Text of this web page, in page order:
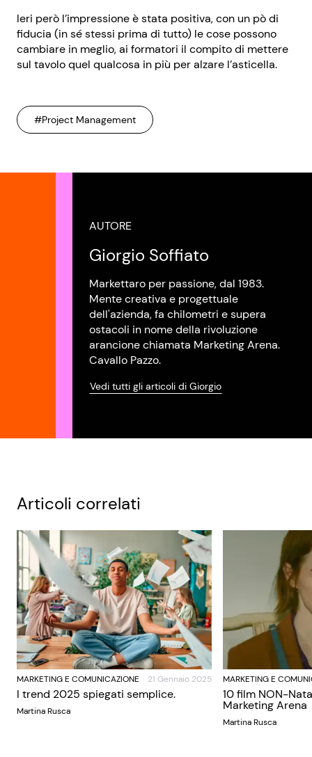
Ieri però l’impressione è stata positiva, con un pò di
fiducia (in sé stessi prima di tutto) le cose possono
cambiare in meglio, ai formatori il compito di mettere
sul tavolo quel qualcosa in più per alzare l’asticella.
#Project Management
AUTORE
Giorgio Soffiato
Markettaro per passione, dal 1983.
Mente creativa e progettuale
dell'azienda, fa chilometri e supera
ostacoli in nome della rivoluzione
arancione chiamata Marketing Arena.
Cavallo Pazzo.
Vedi tutti gli articoli di Giorgio
Articoli correlati
MARKETING E COMUNICAZIONE 21 Gennaio 2025
I trend 2025 spiegati semplice.
Martina Rusca
MARKETING E
10 film NON-
Marketing Arena
Martina Rusca